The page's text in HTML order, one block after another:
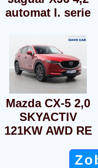
automat I. serie
Mazda CX-5 2,0
SKYACTIV
121KW AWD RE